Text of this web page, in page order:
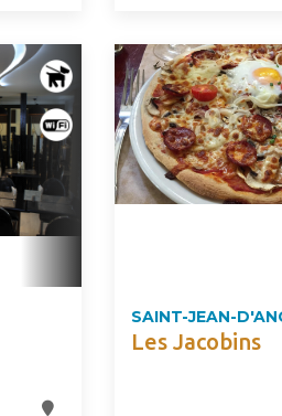
SAINT-JEAN-
Les Jacobins